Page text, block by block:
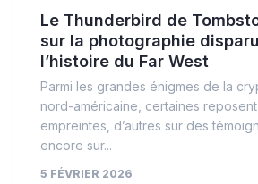
Le Thunderbird de
sur la photographie
l’histoire du Far West
Parmi les grandes énigmes de la
nord-américaine, certaines
empreintes, d’autres sur des
encore sur...
5 FÉVRIER 2026